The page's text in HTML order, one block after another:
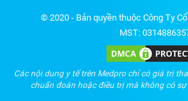
© 2020 - Bản quyền thuộc Công Ty
MST:
Các nội dung y tế trên Medpro chỉ có giá trị
chuẩn đoán hoặc điều trị mà không có